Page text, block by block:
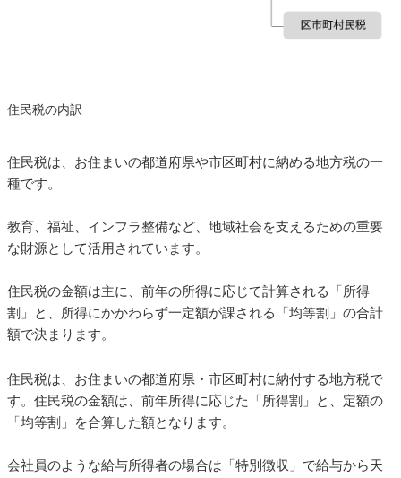
住民税の内訳
住民税は、お住まいの都道府県や市区町村に納める地方税の一
種です。
教育、福祉、インフラ整備など、地域社会を支えるための重要
な財源として活用されています。
住民税の金額は主に、前年の所得に応じて計算される「所得
割」と、所得にかかわらず一定額が課される「均等割」の合計
額で決まります。
住民税は、お住まいの都道府県・市区町村に納付する地方税で
す。住民税の金額は、前年所得に応じた「所得割」と、定額の
「均等割」を合算した額となります。
会社員のような給与所得者の場合は「特別徴収」で給与から天